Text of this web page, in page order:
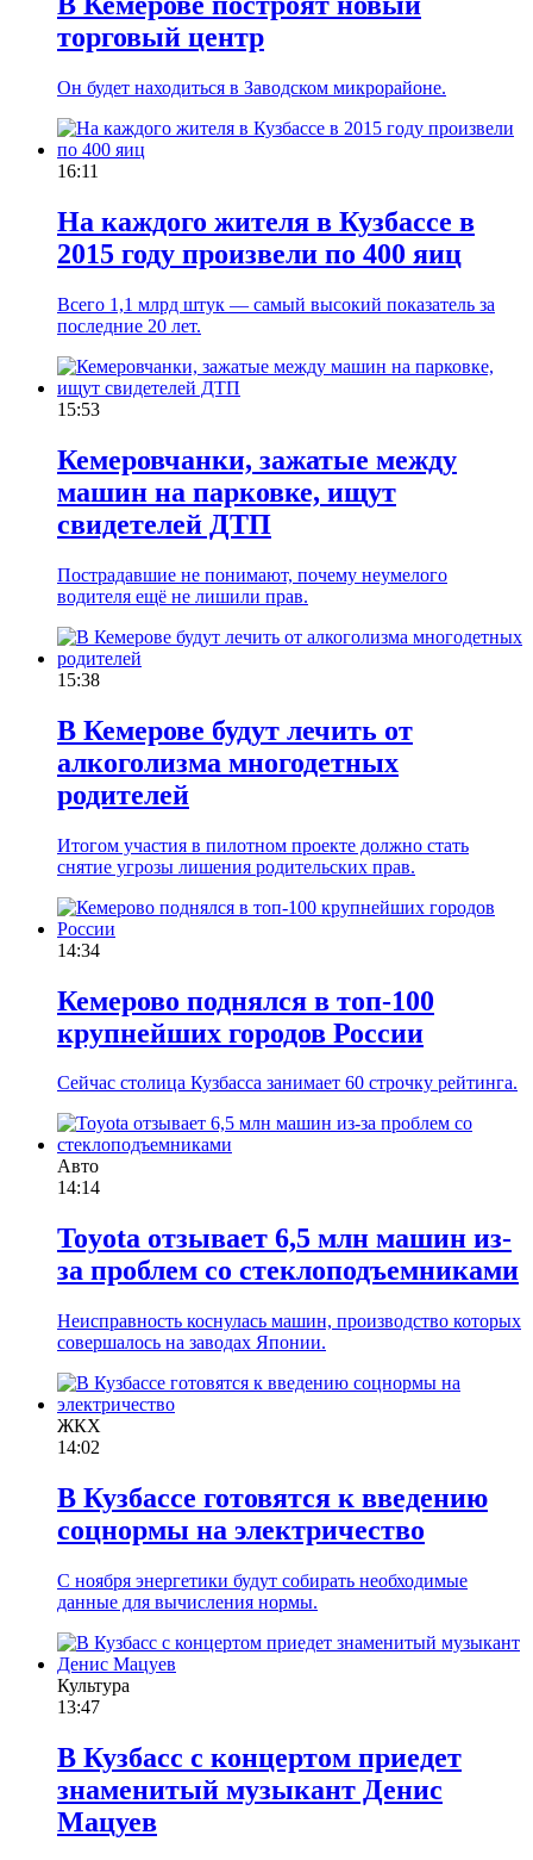
торговый центр
Он будет находиться в Заводском микрорайоне.
16:11
На каждого жителя в Кузбассе в
2015 году произвели по 400 яиц
Всего 1,1 млрд штук — самый высокий показатель за
последние 20 лет.
15:53
Кемеровчанки, зажатые между
машин на парковке, ищут
свидетелей ДТП
Пострадавшие не понимают, почему неумелого
водителя ещё не лишили прав.
15:38
В Кемерове будут лечить от
алкоголизма многодетных
родителей
Итогом участия в пилотном проекте должно стать
снятие угрозы лишения родительских прав.
14:34
Кемерово поднялся в топ-100
крупнейших городов России
Сейчас столица Кузбасса занимает 60 строчку рейтинга.
Авто
14:14
Toyota отзывает 6,5 млн машин из-
за проблем со стеклоподъемниками
Неисправность коснулась машин, производство которых
совершалось на заводах Японии.
ЖКХ
14:02
В Кузбассе готовятся к введению
соцнормы на электричество
С ноября энергетики будут собирать необходимые
данные для вычисления нормы.
Культура
13:47
В Кузбасс с концертом приедет
знаменитый музыкант Денис
Мацуев